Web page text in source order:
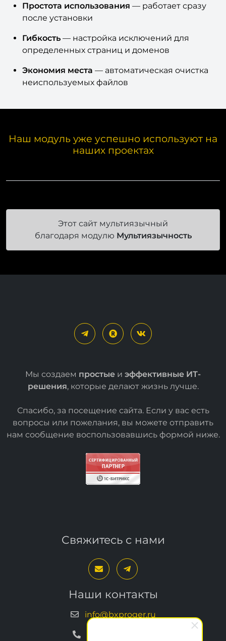
Простота использования — работает сразу
после установки
Гибкость — настройка исключений для
определенных страниц и доменов
Экономия места — автоматическая очистка
неиспользуемых файлов
Наш модуль уже успешно используют на
наших проектах
Этот сайт мультиязычный
благодаря модулю Мультиязычность
Мы создаем простые и эффективные ИТ-
решения, которые делают жизнь лучше.
Спасибо, за посещение сайта. Если у вас есть
вопросы или пожелания, вы можете отправить
нам сообщение воспользовавшись формой ниже.
Свяжитесь с нами
Наши контакты
info@bxproger.ru